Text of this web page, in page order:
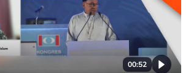
00:52